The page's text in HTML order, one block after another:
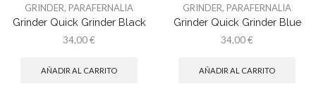
GRINDER, PARAFERNALIA
Grinder Quick Grinder Black
34,00€
AÑADIR AL CARRITO
GRINDER, PARAFERNALIA
Grinder Quick Grinder Blue
34,00€
AÑADIR AL CARRITO